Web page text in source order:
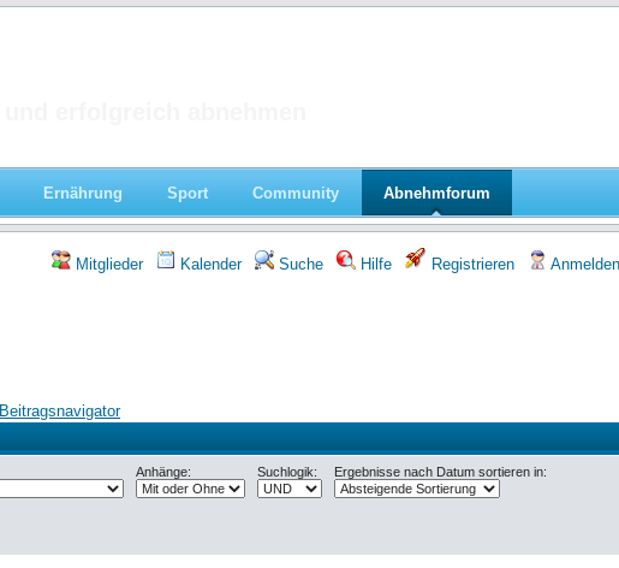
Ernährung Sport Community Abnehmforum
Mitglieder Kalender Suche Hilfe Registrieren Anmelden
Beitragsnavigator
Anhänge: Suchlogik: Ergebnisse nach Datum sortieren in: